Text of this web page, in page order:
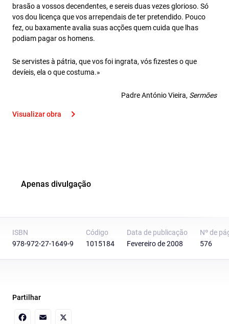
brasão a vossos decendentes, e sereis duas vezes glorioso. Só
vos dou licença que vos arrependais de ter pretendido. Pouco
fez, ou baxamente avalia suas acções quem cuida que lhas
podiam pagar os homens.
Se servistes à pátria, que vos foi ingrata, vós fizestes o que
devíeis, ela o que costuma.»
Padre António Vieira, Sermões
Visualizar obra
Apenas divulgação
ISBN
978-972-27-1649-9
Código
1015184
Data de publicação
Fevereiro de 2008
Nº de
576
Partilhar